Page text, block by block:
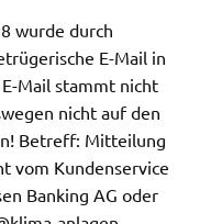
wurde durch
E-Mail in
Mail stammt nicht
nicht auf den
Betreff: Mitteilung
vom Kundenservice
Banking AG oder